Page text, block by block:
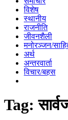
विशेष
स्थानीय
राजनीति
जीवनशैली
मनोरञ्जन/
अर्थ
अन्तरवार्ता
विचार/बहस
Tag: